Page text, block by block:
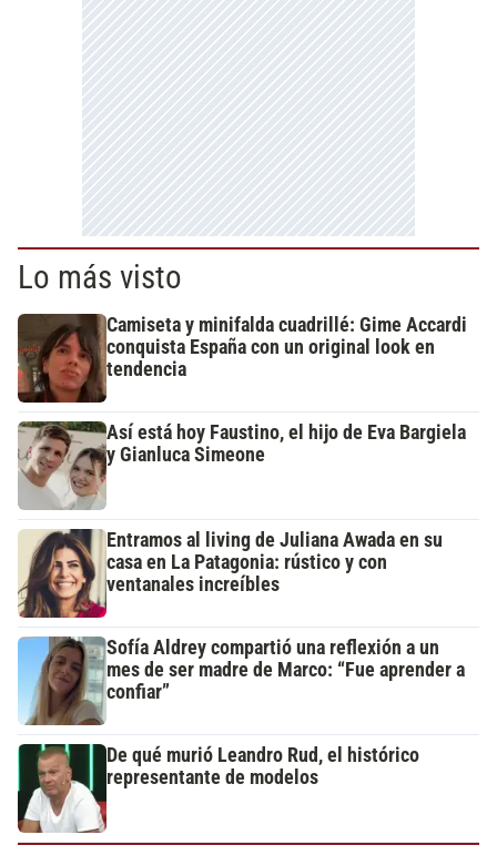
Lo más visto
Camiseta y minifalda cuadrillé: Gime Accardi
conquista España con un original look en
tendencia
Así está hoy Faustino, el hijo de Eva Bargiela
y Gianluca Simeone
Entramos al living de Juliana Awada en su
casa en La Patagonia: rústico y con
ventanales increíbles
Sofía Aldrey compartió una reflexión a un
mes de ser madre de Marco: “Fue aprender a
confiar”
De qué murió Leandro Rud, el histórico
representante de modelos